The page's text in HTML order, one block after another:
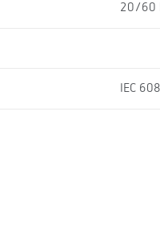
20/60
IEC